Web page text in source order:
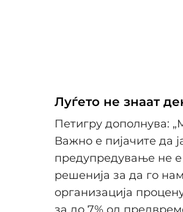
Луѓето не знаат
Петигру дополнува:
Важно е пијачите да
предупредување не
решенија за да го
организација